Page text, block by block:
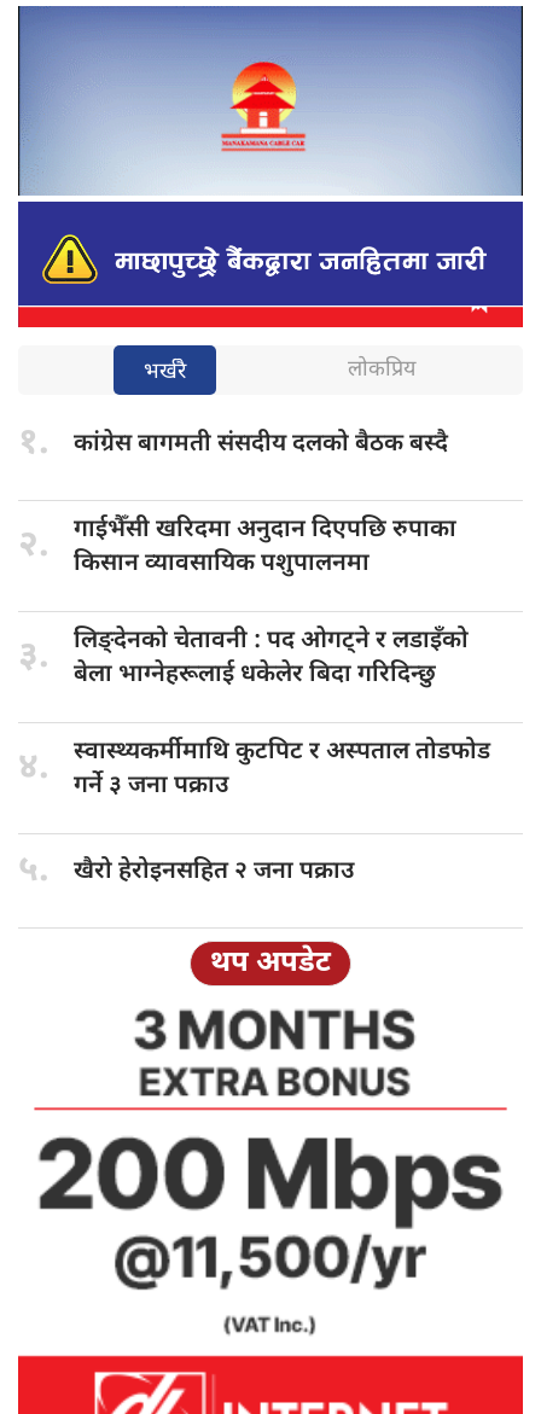
भर्खरै लोकप्रिय
१. कांग्रेस बागमतीसंसदीय दलको बैठक बस्दै
२. गाईभैँसी खरिदमाअनुदान दिएपछि रुपाका
किसान व्यावसायिक पशुपालनमा
३. लिङ्देनको चेतावनी : पद ओगट्ने र लडाइँको
बेला भाग्नेहरूलाई धकेलेर बिदा गरिदिन्छु
४. स्वास्थ्यकर्मीमाथि कुटपिटर अस्पताल तोडफोड
गर्ने ३ जना पक्राउ
५. खैरो हेरोइनसहित२ जना पक्राउ
थप अपडेट